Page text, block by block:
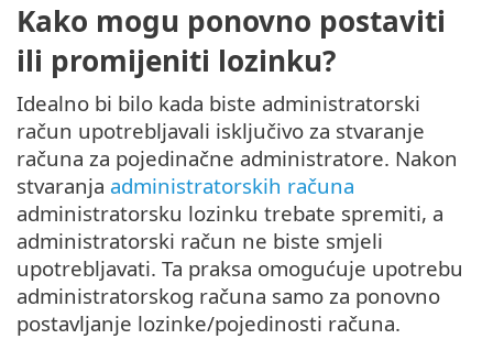
Kako mogu ponovno postaviti
ili promijeniti lozinku?
Idealno bi bilo kada biste administratorski
račun upotrebljavali isključivo za stvaranje
računa za pojedinačne administratore. Nakon
stvaranja administratorskih računa
administratorsku lozinku trebate spremiti, a
administratorski račun ne biste smjeli
upotrebljavati. Ta praksa omogućuje upotrebu
administratorskog računa samo za ponovno
postavljanje lozinke/pojedinosti računa.